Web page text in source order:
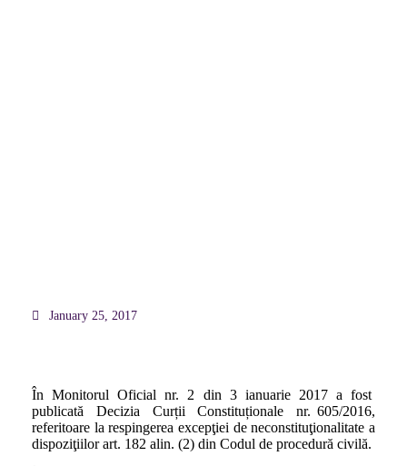
January 25, 2017
În Monitorul Oficial nr. 2 din 3 ianuarie 2017 a fost
publicată Decizia Curții Constituționale nr. 605/2016,
referitoare la respingerea excepţiei de neconstituţionalitate a
dispoziţiilor art. 182 alin. (2) din Codul de procedură civilă.